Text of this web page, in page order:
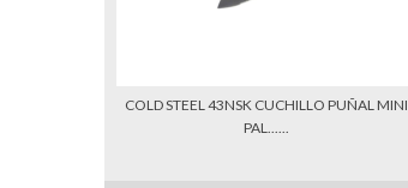
COLD STEEL 43NSK CUCHILLO PUÑAL MINI
PAL......